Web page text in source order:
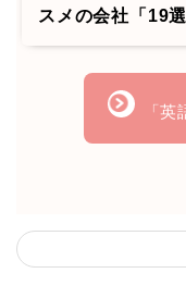
スメの会社「19選
「